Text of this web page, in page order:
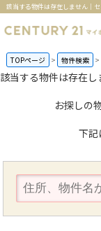
該当する物件は存在しません｜
TOPページ 物件検索
該当する物件は存在し
お探しの
下記